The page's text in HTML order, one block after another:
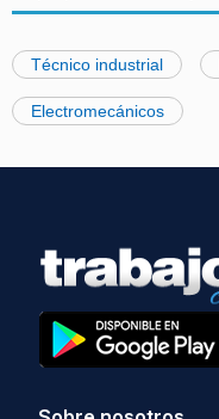
Técnico industrial
Electromecánicos